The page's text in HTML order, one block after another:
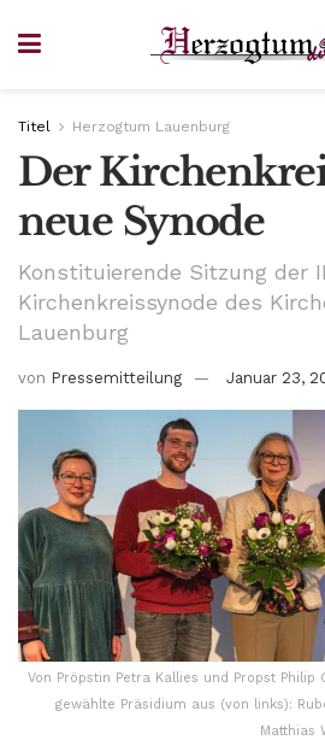
Titel Herzogtum Lauenburg
Der
neue Synode
Konstituierende Sitzung der
Kirchenkreissynode des
Lauenburg
von Pressemitteilung Januar 23,
Von Pröpstin Petra Kallies und Propst
gewählte Präsidium aus (von links):
Matthias